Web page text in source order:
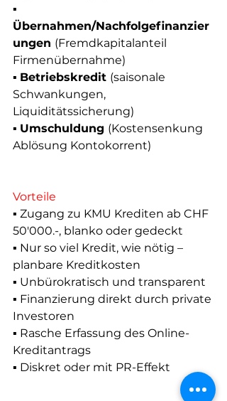
▪
Übernahmen/Nachfolgefinanzier
ungen (Fremdkapitalanteil
Firmenübernahme)
▪ Betriebskredit (saisonale
Schwankungen,
Liquiditätssicherung)
▪ Umschuldung (Kostensenkung
Ablösung Kontokorrent)
Vorteile
▪ Zugang zu KMU Krediten ab CHF
50'000.-, blanko oder gedeckt
▪ Nur so viel Kredit, wie nötig –
planbare Kreditkosten
▪ Unbürokratisch und transparent
▪ Finanzierung direkt durch private
Investoren
▪ Rasche Erfassung des Online-
Kreditantrags
▪ Diskret oder mit PR-Effekt